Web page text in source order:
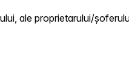
ale proprietarului/